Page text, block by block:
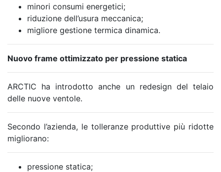
minori consumi energetici;
riduzione dell’usura meccanica;
migliore gestione termica dinamica.
Nuovo frame ottimizzato per pressione statica
ARCTIC ha introdotto anche un redesign del telaio
delle nuove ventole.
Secondo l’azienda, le tolleranze produttive più ridotte
migliorano:
pressione statica;